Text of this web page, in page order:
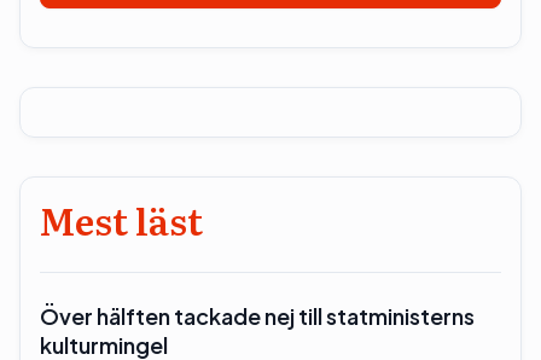
Mest läst
Över hälften tackade nej till statministerns
kulturmingel